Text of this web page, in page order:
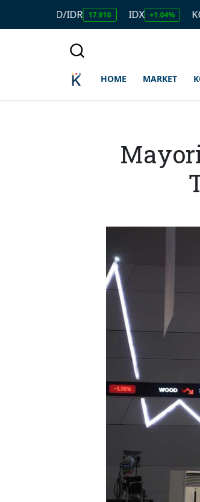
17.910 IDX +1.04%
HOME MARKET